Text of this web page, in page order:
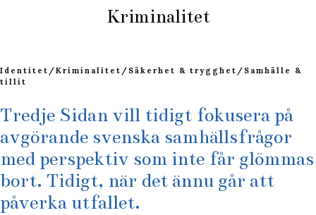
Kriminalitet
Identitet /Kriminalitet / Säkerhet & trygghet / Samhälle &
tillit
Tredje Sidan vill tidigt fokusera på
avgörande svenska samhällsfrågor
med perspektiv som inte får glömmas
bort. Tidigt, när det ännu går att
påverka utfallet.